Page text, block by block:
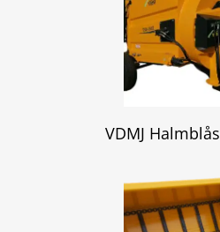
VDMJ